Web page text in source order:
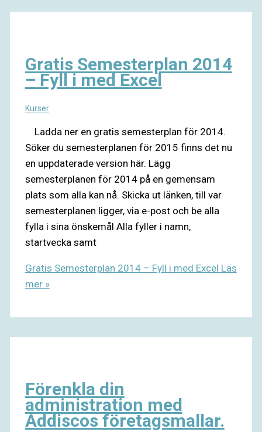
Gratis Semesterplan 2014
– Fyll i med Excel
Kurser
Ladda ner en gratis semesterplan för 2014.
Söker du semesterplanen för 2015 finns det nu
en uppdaterade version här. Lägg
semesterplanen för 2014 på en gemensam
plats som alla kan nå. Skicka ut länken, till var
semesterplanen ligger, via e-post och be alla
fylla i sina önskemål Alla fyller i namn,
startvecka samt
Gratis Semesterplan 2014 – Fyll i med Excel Läs
mer »
Förenkla din
administration med
Addiscos företagsmallar.